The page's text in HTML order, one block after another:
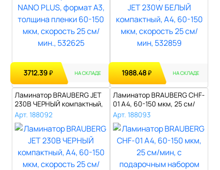
3712.39₽ НА СКЛАДЕ 1988.48₽ НА СКЛАДЕ
Ламинатор BRAUBERG JET
230B ЧЕРНЫЙ компактный,
А4, 60-1..
Арт. 188092
Ламинатор BRAUBERG CHF-
01 А4, 60-150 мкм, 25 см/
мин, с ..
Арт. 188093